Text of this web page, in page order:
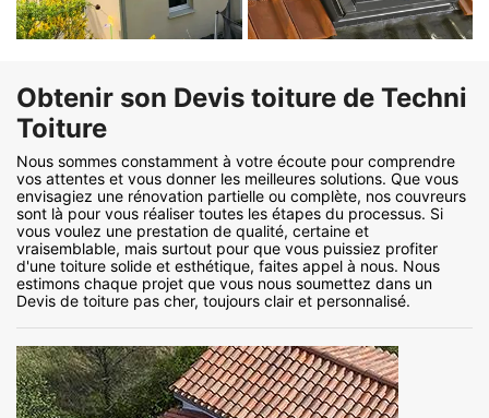
Obtenir son Devis toiture de Techni
Toiture
Nous sommes constamment à votre écoute pour comprendre
vos attentes et vous donner les meilleures solutions. Que vous
envisagiez une rénovation partielle ou complète, nos couvreurs
sont là pour vous réaliser toutes les étapes du processus. Si
vous voulez une prestation de qualité, certaine et
vraisemblable, mais surtout pour que vous puissiez profiter
d'une toiture solide et esthétique, faites appel à nous. Nous
estimons chaque projet que vous nous soumettez dans un
Devis de toiture pas cher, toujours clair et personnalisé.